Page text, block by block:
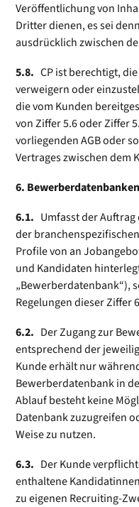
Veröffentlichung von
Dritter dienen, es sei
ausdrücklich zwischen
5.8. CP ist berechtigt,
verweigern oder
die vom Kunden
von Ziffer 5.6 oder Ziffer
vorliegenden AGB oder
Vertrages zwischen dem
6. Bewerberdatenbanken
6.1. Umfasst der
der
Profile von an
und Kandidaten
„Bewerberdatenbank“),
Regelungen dieser Ziffer
6.2. Der Zugang zur
entsprechend der
Kunde erhält nur
Bewerberdatenbank in
Ablauf besteht keine
Datenbank zuzugreifen
Weise zu nutzen.
6.3. Der Kunde
enthaltene
zu eigenen Recruiting-